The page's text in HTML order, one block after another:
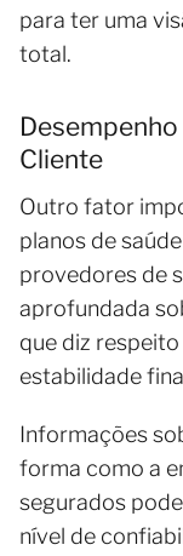
para ter uma
total.
Cliente
Outro fator
planos de
provedores de
aprofundada
que diz
estabilidade
Informações
forma como a
segurados
nível de